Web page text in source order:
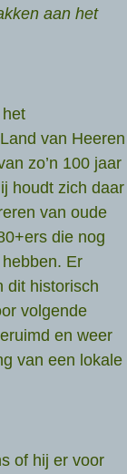
aan het
van Heeren
zo’n 100 jaar
houdt zich daar
van oude
die nog
Er
dit historisch
volgende
en weer
van een lokale
of hij er voor